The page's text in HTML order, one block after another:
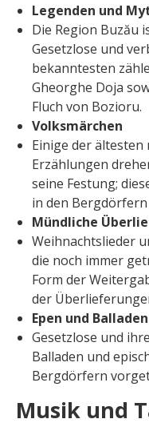
Legenden und
Die Region Buzău
Gesetzlose und
bekanntesten
Gheorghe Doja
Fluch von Bozioru.
Volksmärchen
Einige der
Erzählungen
seine Festung;
in den Bergdörfern
Mündliche
Weihnachtslieder
die noch immer
Form der
der
Epen und Balladen
Gesetzlose und
Balladen und
Bergdörfern
Musik und